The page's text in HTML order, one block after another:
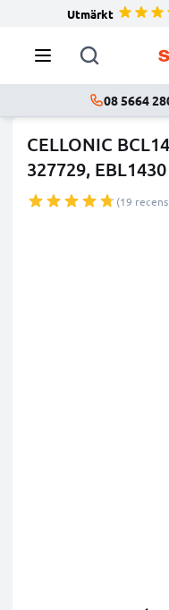
Utmärkt
08 5664
CELLONIC
327729,
(19